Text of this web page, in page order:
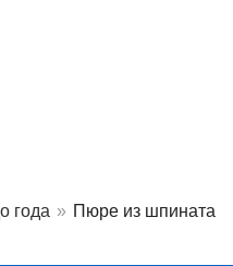
года » Пюре из шпината